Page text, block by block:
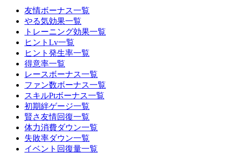
友情ボーナス一覧
やる気効果一覧
トレーニング効果一覧
ヒントLv一覧
ヒント発生率一覧
得意率一覧
レースボーナス一覧
ファン数ボーナス一覧
スキルPtボーナス一覧
初期絆ゲージ一覧
賢さ友情回復一覧
体力消費ダウン一覧
失敗率ダウン一覧
イベント回復量一覧